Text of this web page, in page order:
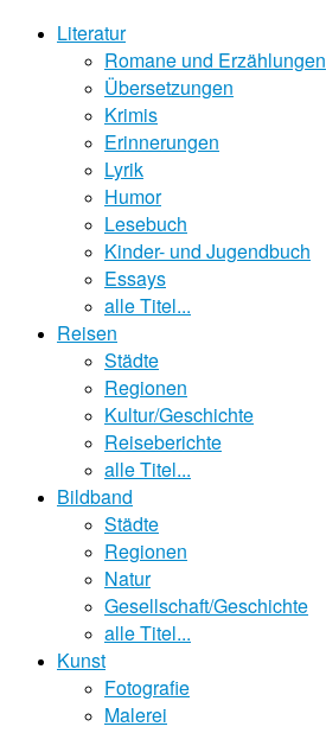
Literatur
Romane und Erzählungen
Übersetzungen
Krimis
Erinnerungen
Lyrik
Humor
Lesebuch
Kinder- und Jugendbuch
Essays
alle Titel...
Reisen
Städte
Regionen
Kultur/Geschichte
Reiseberichte
alle Titel...
Bildband
Städte
Regionen
Natur
Gesellschaft/Geschichte
alle Titel...
Kunst
Fotografie
Malerei